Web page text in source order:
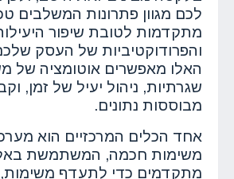
מתקדמות לטובת שיפור
והפרודוקטיביות של העסק
האלו מאפשרים אוטומציה של
שגרתיות, ניהול יעיל של זמן,
מבוססות נתונים.
אחד הכלים המרכזיים הוא
משימות חכמה, המשתמשת
מתקדמים כדי לתעדף משימות,